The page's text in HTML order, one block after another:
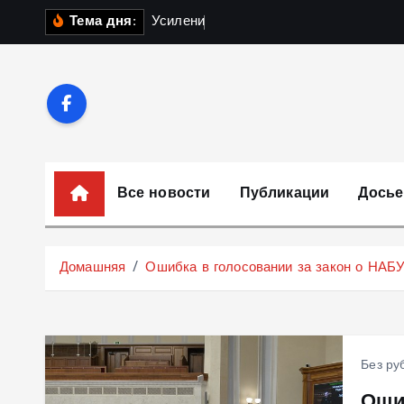
Тема дня: Усилени
Все новости
Публикации Досье
Домашняя Ошибка в голосовании за закон о
Без